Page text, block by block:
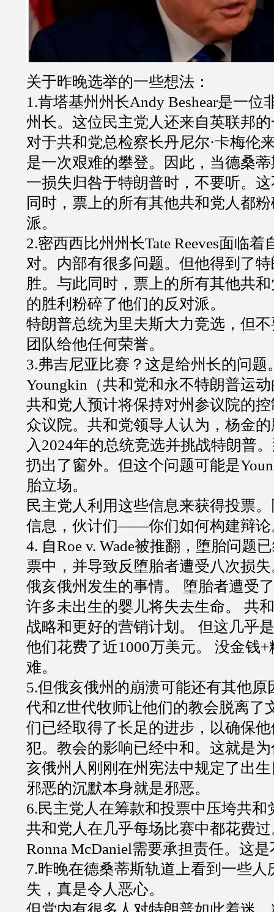
关于昨晚选举的一些想法：
1.肯塔基州州长Andy Beshear是一位
州长。这位民主党人还来自英联邦
对于共和党总检察长丹尼尔·卡梅伦
是一次艰难的攀登。因此，当德桑
一损失归咎于特朗普时，不要听。
同时，票上的所有其他共和党人都
派。
2.密西西比州州长Tate Reeves面临
对。内部有很多问题。但他得到了
胜。与此同时，票上的所有其他共
的胜利粉碎了他们的反对派。
特朗普总统为里夫斯大力竞选，但
团队给他任何荣誉。
3.弗吉尼亚比赛？这是给州长的问题
Youngkin（共和党和永不特朗普运
共和党人预计将保持对州参议院的
众议院。共和党领导人认为，杨金
入2024年的总统竞选并挑战特朗普
扔出了窗外。但这个问题可能是
胎立场。
民主党人利用这些信息来获得投票
信息，伙计们——你们如何构建辩论
4. 自Roe v. Wade被推翻，堕胎问题
票中，并导致反堕胎者遭受八次损
俄亥俄州发生的事情。 堕胎者遭受
许多未出生的婴儿将失去生命。 共
战略和更好的营销计划。 但这几乎
他们花费了近1000万美元。 没金钱
难。
5.但俄亥俄州的崩溃可能还有其他原
代和Z世代牧师让他们的教会脱离了
们已经取得了长足的进步，以确保
犯。教会的影响已经中和。这就是
亥俄州人刚刚在州宪法中规定了出
邪恶的沉默本身就是邪恶。
6.民主党人在筹款和投票中压垮共和
共和党人在几乎每场比赛中都花费
Ronna McDaniel需要承担责任。这
7.昨晚在德桑蒂斯轨道上看到一些人
失，真是令人恶心。